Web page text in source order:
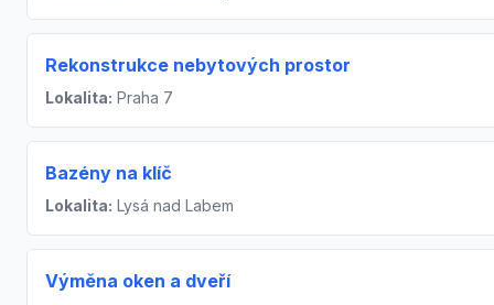
Rekonstrukce nebytových prostor
Lokalita: Praha 7
Bazény na klíč
Lokalita: Lysá nad Labem
Výměna oken a dveří